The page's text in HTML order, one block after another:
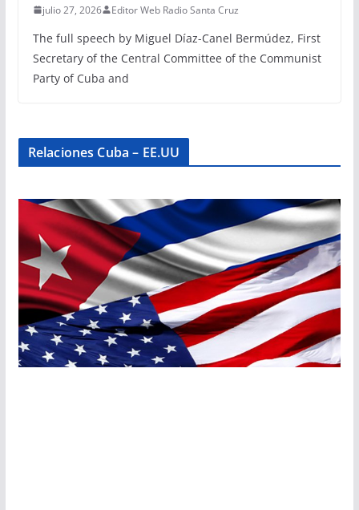
julio 27, 2026 Editor Web Radio Santa Cruz
The full speech by Miguel Díaz-Canel Bermúdez, First
Secretary of the Central Committee of the Communist
Party of Cuba and
Relaciones Cuba – EE.UU